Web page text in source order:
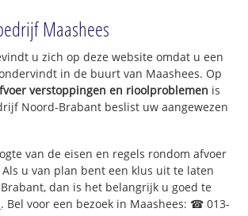
Maashees
u zich op deze website omdat u een
in de buurt van Maashees. Op
verstoppingen en rioolproblemen is
Noord-Brabant beslist uw aangewezen
van de eisen en regels rondom afvoer
u van plan bent een klus uit te laten
dan is het belangrijk u goed te
. Bel voor een bezoek in Maashees: ☎ 013-